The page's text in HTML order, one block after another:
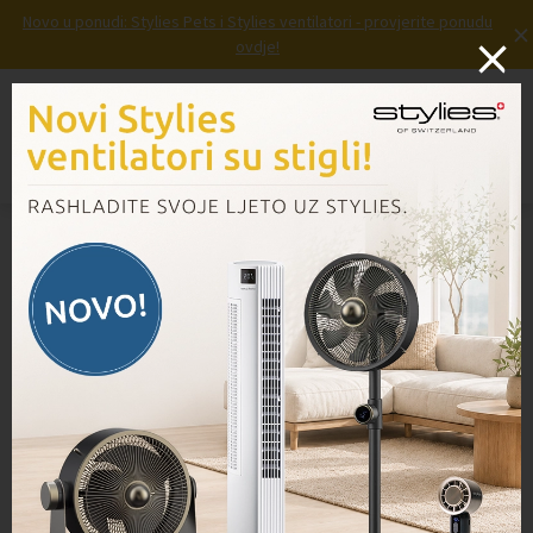
Novo u ponudi: Stylies Pets i Stylies ventilatori - provjerite ponudu
ovdje!
×
Prijava Košarica
Domov
/ Proizvodi / ELARA – Difuzor arome – BIJELA